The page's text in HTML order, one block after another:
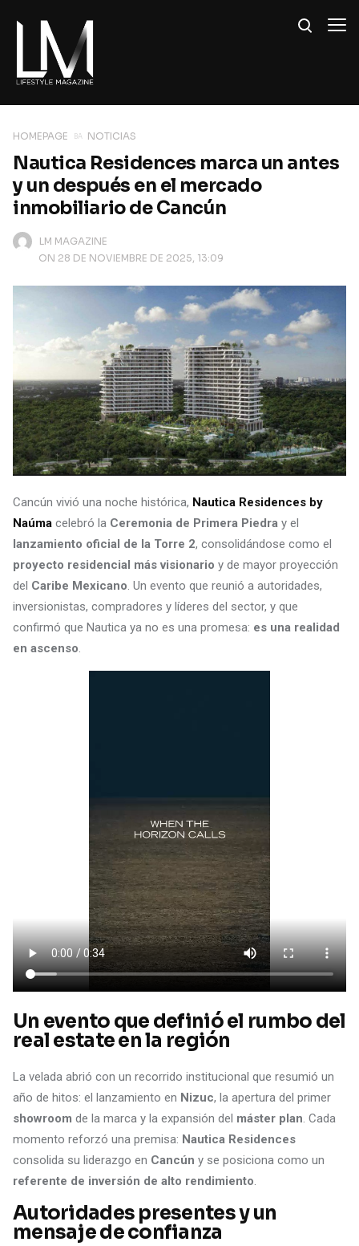
HOMEPAGE NOTICIAS
LM MAGAZINE
ON 28 DE NOVIEMBRE DE 2025, 13:09
Nautica Residences marca un antes
y un después en el mercado
inmobiliario de Cancún
Cancún vivió una noche histórica, Nautica Residences by
Naúma celebró la Ceremonia de Primera Piedra y el
lanzamiento oficial de la Torre 2, consolidándose como el
proyecto residencial más visionario y de mayor proyección
del Caribe Mexicano. Un evento que reunió a autoridades,
inversionistas, compradores y líderes del sector, y que
confirmó que Nautica ya no es una promesa: es una realidad
en ascenso.
Un evento que definió el rumbo del
real estate en la región
La velada abrió con un recorrido institucional que resumió un
año de hitos: el lanzamiento en Nizuc, la apertura del primer
showroom de la marca y la expansión del máster plan. Cada
momento reforzó una premisa: Nautica Residences
consolida su liderazgo en Cancún y se posiciona como un
referente de inversión de alto rendimiento.
Autoridades presentes y un
mensaje de confianza